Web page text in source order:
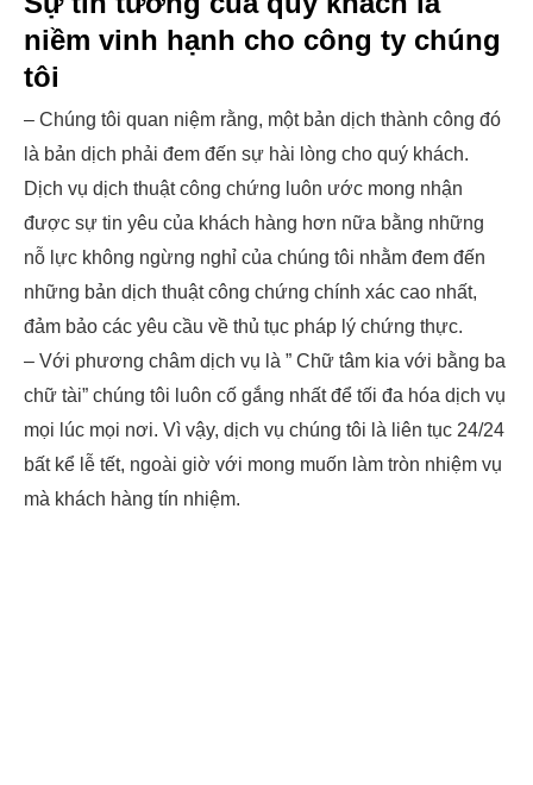
niềm vinh hạnh cho công ty chúng
tôi
– Chúng tôi quan niệm rằng, một bản dịch thành công đó
là bản dịch phải đem đến sự hài lòng cho quý khách.
Dịch vụ dịch thuật công chứng luôn ước mong nhận
được sự tin yêu của khách hàng hơn nữa bằng những
nỗ lực không ngừng nghỉ của chúng tôi nhằm đem đến
những bản dịch thuật công chứng chính xác cao nhất,
đảm bảo các yêu cầu về thủ tục pháp lý chứng thực.
– Với phương châm dịch vụ là ” Chữ tâm kia với bằng ba
chữ tài” chúng tôi luôn cố gắng nhất để tối đa hóa dịch vụ
mọi lúc mọi nơi. Vì vậy, dịch vụ chúng tôi là liên tục 24/24
bất kể lễ tết, ngoài giờ với mong muốn làm tròn nhiệm vụ
mà khách hàng tín nhiệm.